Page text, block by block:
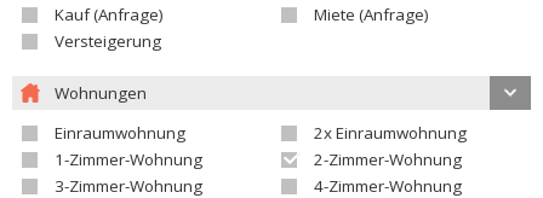
Kauf (Anfrage)
Miete (Anfrage)
Versteigerung
Wohnungen
Einraumwohnung
2x Einraumwohnung
1-Zimmer-Wohnung
2-Zimmer-Wohnung
3-Zimmer-Wohnung
4-Zimmer-Wohnung